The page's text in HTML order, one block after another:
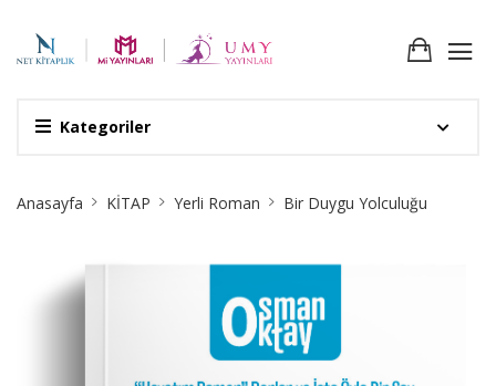
Kategoriler
Breadcrumb
Anasayfa KİTAP Yerli Roman Bir Duygu Yolculuğu